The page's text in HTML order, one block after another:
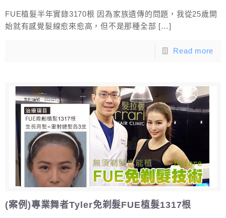
FUE植髮半年實錄3170根 因為家族遺傳的問題，我從25歲開
始就有感覺髮線愈來愈高，但不是那種全部 […]
Read more
(案例)專業舞者Tyler免剃髮FUE植髮1317根